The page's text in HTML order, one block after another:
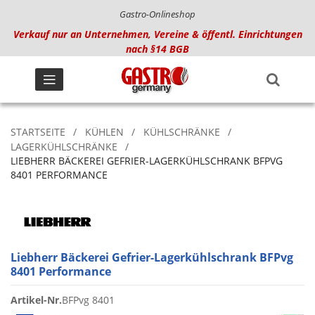
Gastro-Onlineshop
Verkauf nur an Unternehmen, Vereine & öffentl. Einrichtungen
nach §14 BGB
STARTSEITE KÜHLEN
KÜHLSCHRÄNKE
LAGERKÜHLSCHRÄNKE
LIEBHERR BÄCKEREI GEFRIER-LAGERKÜHLSCHRANK BFPVG
8401 PERFORMANCE
Liebherr Bäckerei Gefrier-Lagerkühlschrank BFPvg
8401 Performance
Artikel-Nr.BFPvg 8401